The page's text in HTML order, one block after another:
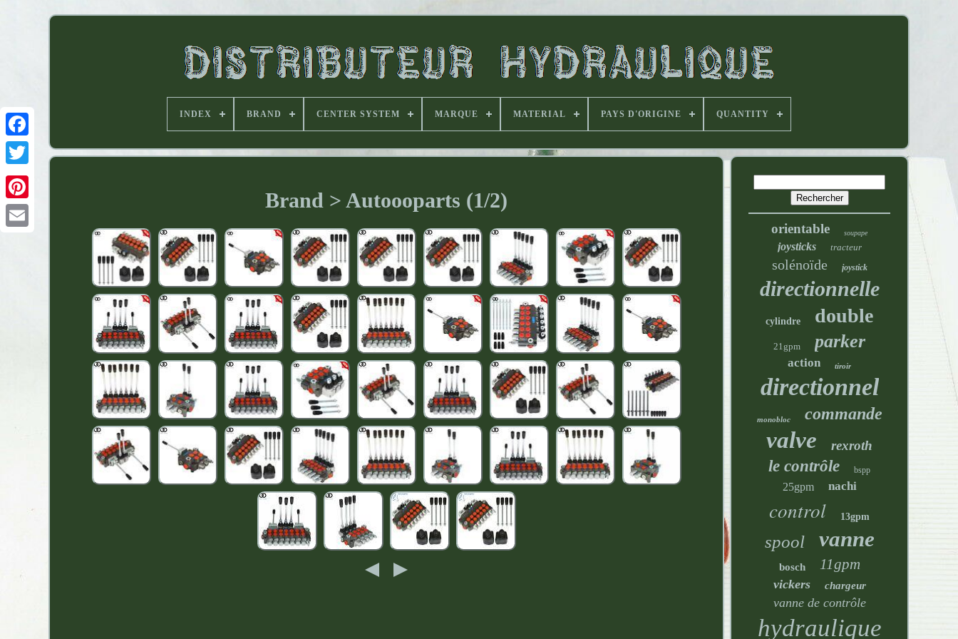
INDEX BRAND CENTER SYSTEM MARQUE MATERIAL PAYS D'ORIGINE QUANTITY
Brand > Autoooparts (1/2)
orientable soupape
joysticks tracteur
solénoïde joystick
directionnelle
cylindre double
21gpm parker
action tiroir
directionnel
monobloc commande
valve rexroth
le contrôle bspp
25gpm nachi
control 13gpm
spool vanne
bosch 11gpm
vickers chargeur
vanne de contrôle
hydraulique